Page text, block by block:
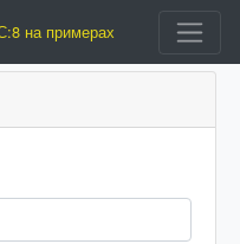
на примерах